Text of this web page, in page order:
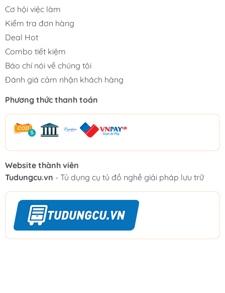
Cơ hội việc làm
Kiểm tra đơn hàng
Deal Hot
Combo tiết kiệm
Báo chí nói về chúng tôi
Đánh giá cảm nhận khách hàng
Phương thức thanh toán
Website thành viên
Tudungcu.vn - Tủ dụng cụ tủ đồ nghề giải pháp lưu trữ